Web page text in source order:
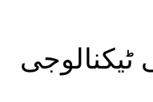
ٹیکنالوجی